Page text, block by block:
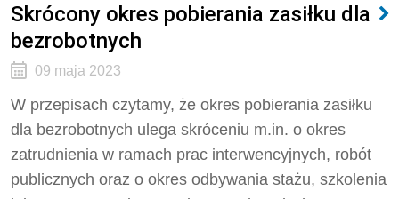
Skrócony okres pobierania zasiłku dla
bezrobotnych
09 maja 2023
W przepisach czytamy, że okres pobierania zasiłku
dla bezrobotnych ulega skróceniu m.in. o okres
zatrudnienia w ramach prac interwencyjnych, robót
publicznych oraz o okres odbywania stażu, szkolenia